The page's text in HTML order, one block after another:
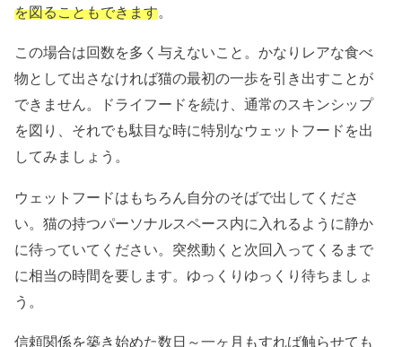
を図ることもできます。
この場合は回数を多く与えないこと。かなりレアな食べ
物として出さなければ猫の最初の一歩を引き出すことが
できません。ドライフードを続け、通常のスキンシップ
を図り、それでも駄目な時に特別なウェットフードを出
してみましょう。
ウェットフードはもちろん自分のそばで出してくださ
い。猫の持つパーソナルスペース内に入れるように静か
に待っていてください。突然動くと次回入ってくるまで
に相当の時間を要します。ゆっくりゆっくり待ちましょ
う。
信頼関係を築き始めた数日～一ヶ月もすれば触らせても